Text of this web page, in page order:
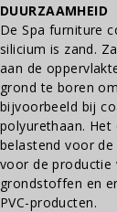
DUURZAAMHEID
De Spa furniture
silicium is zand.
aan de
grond te boren
bijvoorbeeld bij
polyurethaan. Het
belastend voor
voor de productie
grondstoffen en
PVC-producten.